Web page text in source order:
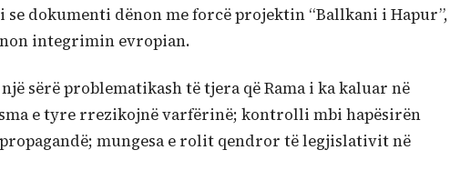
se dokumenti dënon me forcë projektin “Ballkani i Hapur”,
integrimin evropian.
sërë problematikash të tjera që Rama i ka kaluar në
e tyre rrezikojnë varfërinë; kontrolli mbi hapësirën
mungesa e rolit qendror të legjislativit në